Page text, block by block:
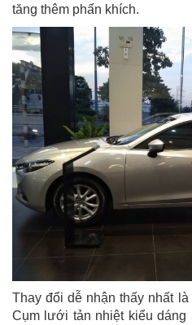
tăng thêm phấn khích.
Thay đổi dễ nhận thấy nhất
Cụm lưới tản nhiệt kiểu dáng